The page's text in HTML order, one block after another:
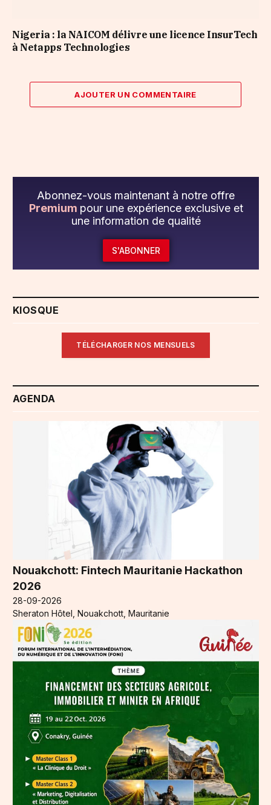
Nigeria : la NAICOM délivre une licence InsurTech
à Netapps Technologies
AJOUTER UN COMMENTAIRE
Abonnez-vous maintenant à notre offre
Premium pour une expérience exclusive et
une information de qualité
S'ABONNER
KIOSQUE
TÉLÉCHARGER NOS MENSUELS
AGENDA
Nouakchott: Fintech Mauritanie Hackathon
2026
28-09-2026
Sheraton Hôtel, Nouakchott, Mauritanie